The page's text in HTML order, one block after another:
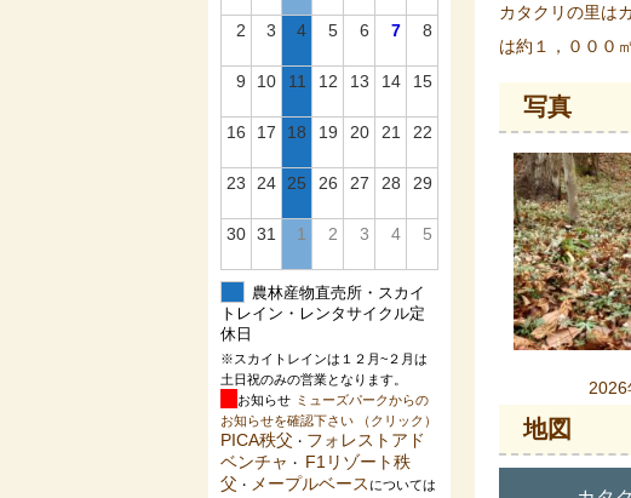
カタクリの里は
は約１，０００
写真
2026
地図
2 3 4 5 6 7 8
9 10 11 12 13 14 15
16 17 18 19 20 21 22
23 24 25 26 27 28 29
30 31 1 2 3 4 5
農林産物直売所・スカイ
トレイン・レンタサイクル定
休日
※スカイトレインは１２月~２月は
土日祝のみの営業となります。
お知らせ ミューズパークからの
お知らせを確認下さい （クリック）
PICA秩父 ・ フォレストアド
ベンチャ ・ F1リゾート秩
父 ・ メープルベース については